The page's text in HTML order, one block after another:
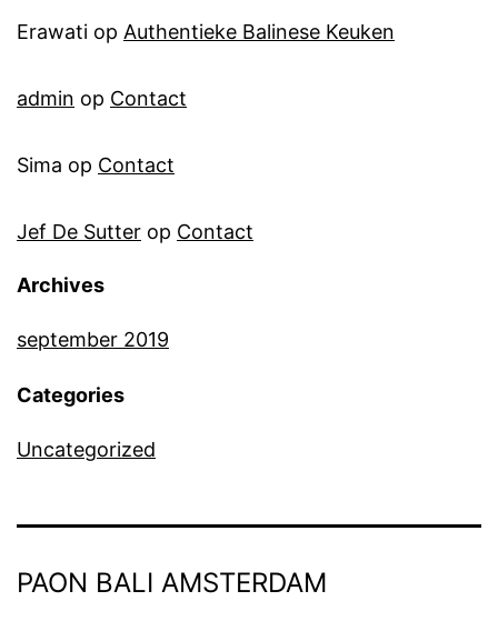
Erawati op Authentieke Balinese Keuken
admin op Contact
Sima op Contact
Jef De Sutter op Contact
Archives
september 2019
Categories
Uncategorized
PAON BALI AMSTERDAM